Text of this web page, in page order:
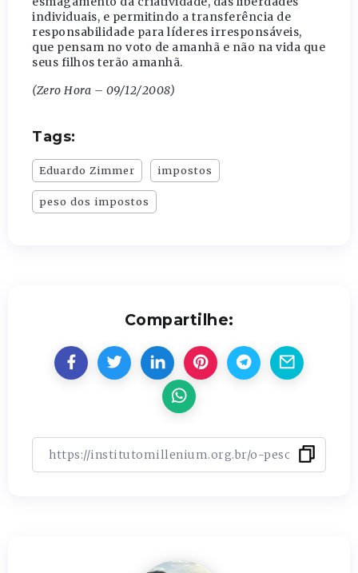
individuais, e permitindo a transferência de
responsabilidade para líderes irresponsáveis,
que pensam no voto de amanhã e não na vida que
seus filhos terão amanhã.
(Zero Hora – 09/12/2008)
Tags:
Eduardo Zimmer impostos
peso dos impostos
Compartilhe: